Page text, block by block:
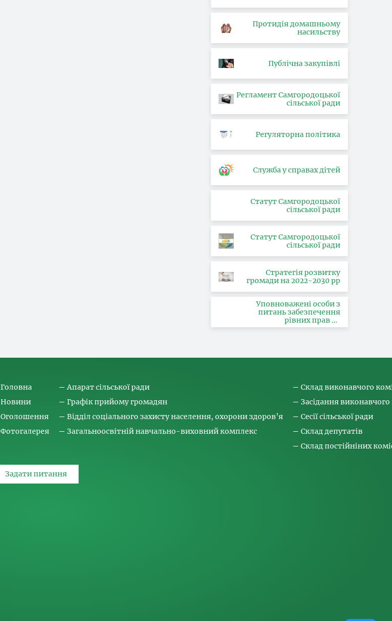
Протидія домашньому
насильству
Публічна закупівлі
Регламент Самгородоцької
сільської ради
Регуляторна політика
Служба у справах дітей
Статут Самгородоцької
сільської ради
Статут Самгородоцької
сільської ради
Стратегія розвитку
громади на 2022-2030 рр
Уповноважені особи з
питань забезпечення
рівних прав та
можливостей жінок і
здійснення заходів,
людьми та координатора
Головна
Новини
Оголошення
Фотогалерея
Апарат сільської ради
Графік прийому громадян
Відділ соціального захисту населення, охорони здоров’я
Загальноосвітній навчально-виховний комплекс
Склад виконавчого
Засідання
Сесії сільської ради
Склад депутатів
Склад постійніних
Задати питання